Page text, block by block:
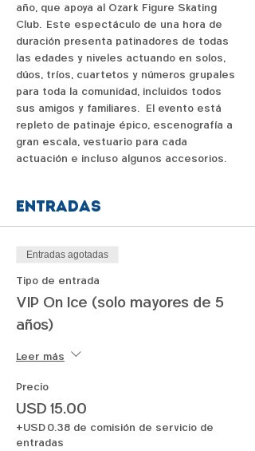
año, que apoya al Ozark Figure Skating
Club.  Este espectáculo de una hora de
duración presenta patinadores de todas
las edades y niveles actuando en solos,
dúos, tríos, cuartetos y números grupales
para toda la comunidad, incluidos todos
sus amigos y familiares.   El evento está
repleto de patinaje épico, escenografía a
gran escala, vestuario para cada
actuación e incluso algunos accesorios.
Entradas
Entradas agotadas
Tipo de entrada
VIP On Ice (solo mayores de 5
años)
Leer más
Precio
USD 15.00
+USD 0.38 de comisión de servicio de
entradas